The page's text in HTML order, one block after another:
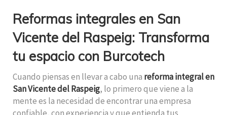
Reformas integrales en San
Vicente del Raspeig: Transforma
tu espacio con Burcotech
Cuando piensas en llevar a cabo una reforma integral en
San Vicente del Raspeig, lo primero que viene a la
mente es la necesidad de encontrar una empresa